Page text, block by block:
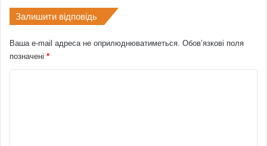
Залишити відповідь
Ваша e-mail адреса не оприлюднюватиметься. Обов’язкові поля
позначені *